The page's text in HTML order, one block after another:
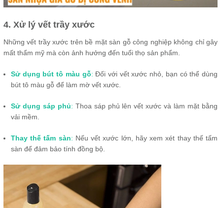
4. Xử lý vết trầy xước
Những vết trầy xước trên bề mặt sàn gỗ công nghiệp không chỉ gây
mất thẩm mỹ mà còn ảnh hưởng đến tuổi thọ sản phẩm.
Sử dụng bút tô màu gỗ: Đối với vết xước nhỏ, bạn có thể dùng
bút tô màu gỗ để làm mờ vết xước.
Sử dụng sáp phủ: Thoa sáp phủ lên vết xước và làm mặt bằng
vải mềm.
Thay thế tấm sàn: Nếu vết xước lớn, hãy xem xét thay thế tấm
sàn để đảm bảo tính đồng bộ.